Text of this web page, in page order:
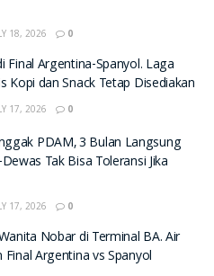
18, 2026 0
Final Argentina-Spanyol. Laga
Kopi dan Snack Tetap Disediakan
17, 2026 0
PDAM, 3 Bulan Langsung
Tak Bisa Toleransi Jika
17, 2026 0
Nobar di Terminal BA. Air
Final Argentina vs Spanyol